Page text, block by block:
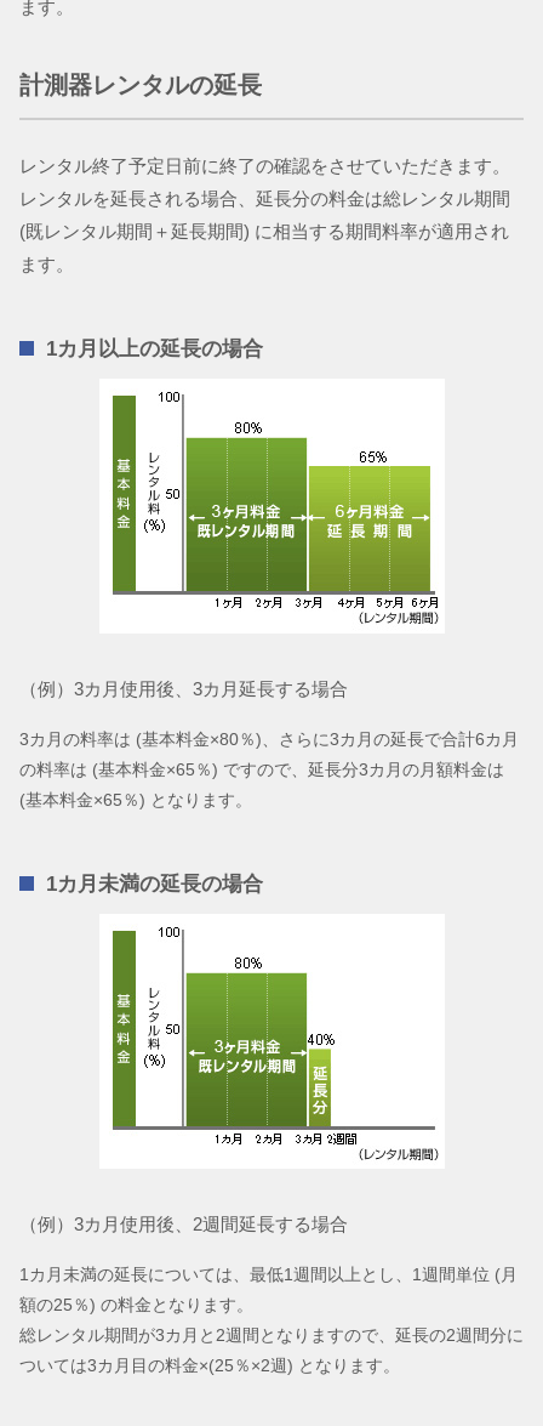
ます。
計測器レンタルの延長
レンタル終了予定日前に終了の確認をさせていただきます。
レンタルを延長される場合、延長分の料金は総レンタル期間
(既レンタル期間＋延長期間) に相当する期間料率が適用され
ます。
1カ月以上の延長の場合
（例）3カ月使用後、3カ月延長する場合
3カ月の料率は (基本料金×80％)、さらに3カ月の延長で合計6カ月
の料率は (基本料金×65％) ですので、延長分3カ月の月額料金は
(基本料金×65％) となります。
1カ月未満の延長の場合
（例）3カ月使用後、2週間延長する場合
1カ月未満の延長については、最低1週間以上とし、1週間単位 (月
額の25％) の料金となります。
総レンタル期間が3カ月と2週間となりますので、延長の2週間分に
ついては3カ月目の料金×(25％×2週) となります。